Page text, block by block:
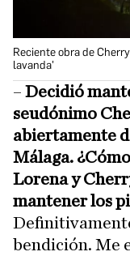
Reciente obra de
lavanda'
– Decidió
seudónimo
abiertamente
Málaga.
Lorena y
mantener los
bendición. Me